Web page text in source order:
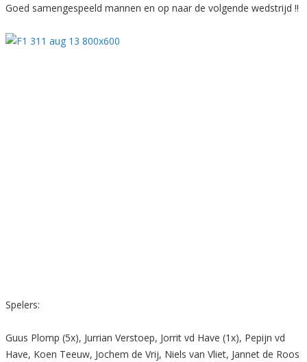
Goed samengespeeld mannen en op naar de volgende wedstrijd !!
Spelers:
Guus Plomp (5x), Jurrian Verstoep, Jorrit vd Have (1x), Pepijn vd
Have, Koen Teeuw, Jochem de Vrij, Niels van Vliet, Jannet de Roos